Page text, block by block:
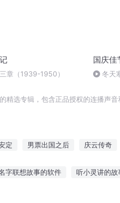
章（1939-1950）
国庆佳
冬天
精选专辑，包含正品授权的连播声
定 男票出国之后 庆云传奇
字联想故事的软件 听小灵讲的故